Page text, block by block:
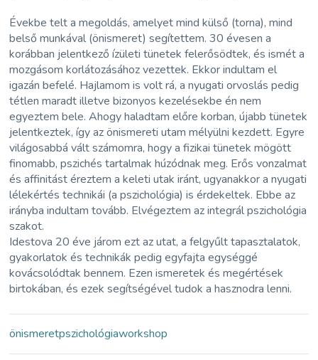
Évekbe telt a megoldás, amelyet mind külső (torna), mind
belső munkával (önismeret) segítettem. 30 évesen a
korábban jelentkező ízületi tünetek felerősödtek, és ismét a
mozgásom korlátozásához vezettek. Ekkor indultam el
igazán befelé. Hajlamom is volt rá, a nyugati orvoslás pedig
tétlen maradt illetve bizonyos kezelésekbe én nem
egyeztem bele. Ahogy haladtam előre korban, újabb tünetek
jelentkeztek, így az önismereti utam mélyülni kezdett. Egyre
világosabbá vált számomra, hogy a fizikai tünetek mögött
finomabb, pszichés tartalmak húzódnak meg. Erős vonzalmat
és affinitást éreztem a keleti utak iránt, ugyanakkor a nyugati
lélekértés technikái (a pszichológia) is érdekeltek. Ebbe az
irányba indultam tovább. Elvégeztem az integrál pszichológia
szakot.
Idestova 20 éve járom ezt az utat, a felgyűlt tapasztalatok,
gyakorlatok és technikák pedig egyfajta egységgé
kovácsolódtak bennem. Ezen ismeretek és megértések
birtokában, és ezek segítségével tudok a hasznodra lenni.
önismeretpszichológiaworkshop